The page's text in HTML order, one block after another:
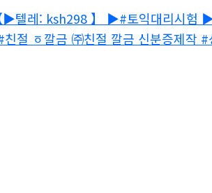
텔레: ksh298 】 ▶#토익대리시험
절 ㆆ깔금 ㈜친절 깔금 신분증제작 #